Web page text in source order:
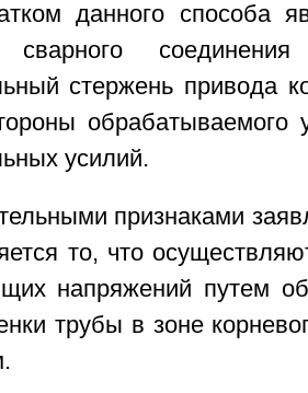
данного способа
сварного
стержень привода
обрабатываемого
усилий.
признаками
то, что
напряжений путем
трубы в зоне